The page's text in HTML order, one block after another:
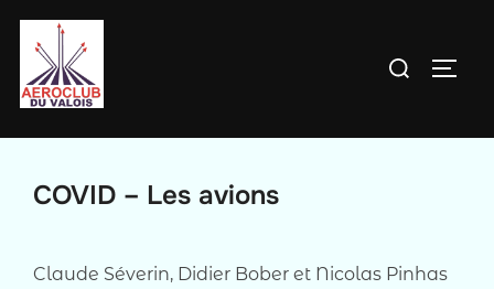
contenu
Rechercher :
COVID – Les avions
Claude Séverin, Didier Bober et Nicolas Pinhas